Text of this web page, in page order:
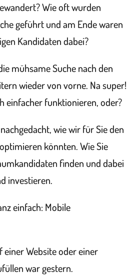
Wie oft wurden
geführt und am Ende waren
Kandidaten dabei?
mühsame Suche nach den
wieder von vorne. Na super!
einfacher funktionieren, oder?
wie wir für Sie den
könnten. Wie Sie
finden und dabei
investieren.
einfach: Mobile
einer Website oder einer
war gestern.